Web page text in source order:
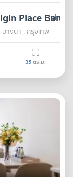
เช่า
Place
างนา , กรุงเทพ
35ตร.ม.